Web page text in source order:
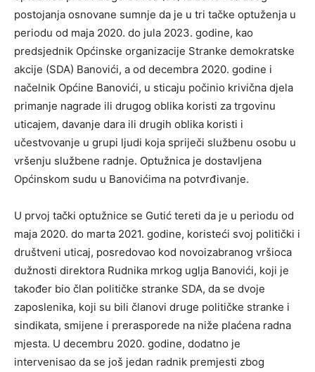
postojanja osnovane sumnje da je u tri tačke optuženja u
periodu od maja 2020. do jula 2023. godine, kao
predsjednik Općinske organizacije Stranke demokratske
akcije (SDA) Banovići, a od decembra 2020. godine i
načelnik Općine Banovići, u sticaju počinio krivična djela
primanje nagrade ili drugog oblika koristi za trgovinu
uticajem, davanje dara ili drugih oblika koristi i
učestvovanje u grupi ljudi koja spriječi službenu osobu u
vršenju službene radnje. Optužnica je dostavljena
Općinskom sudu u Banovićima na potvrđivanje.
U prvoj tački optužnice se Gutić tereti da je u periodu od
maja 2020. do marta 2021. godine, koristeći svoj politički i
društveni uticaj, posredovao kod novoizabranog vršioca
dužnosti direktora Rudnika mrkog uglja Banovići, koji je
također bio član političke stranke SDA, da se dvoje
zaposlenika, koji su bili članovi druge političke stranke i
sindikata, smijene i prerasporede na niže plaćena radna
mjesta. U decembru 2020. godine, dodatno je
intervenisao da se još jedan radnik premjesti zbog